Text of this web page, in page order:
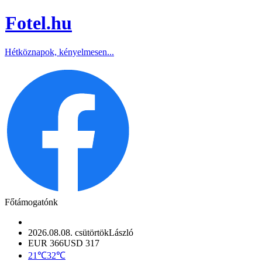
Fotel.hu
Hétköznapok, kényelmesen...
Főtámogatónk
2026.08.08. csütörtökLászló
EUR 366USD 317
21℃32℃